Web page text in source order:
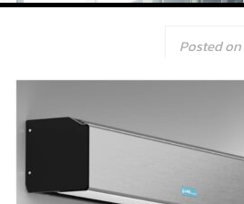
Posted on